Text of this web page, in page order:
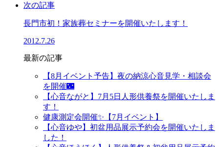
次の記事
長門市初！家族葬セミナーを開催いたします！
2012.7.26
最新の記事
【8月イベント予告】夜の納涼心音見学・相談会
を開催🌃
【心音ながと】7月5日人形供養祭を開催いたしま
す！
健康測定会開催✨【7月イベント】
【心音ゆや】初盆用品展示予約会を開催いたしま
した！